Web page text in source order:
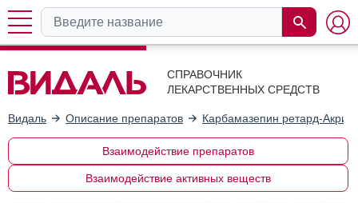
СПРАВОЧНИК
ЛЕКАРСТВЕННЫХ СРЕДСТВ
Видаль Описание препаратов Карбамазепин ретард-
Взаимодействие препаратов
Взаимодействие активных веществ